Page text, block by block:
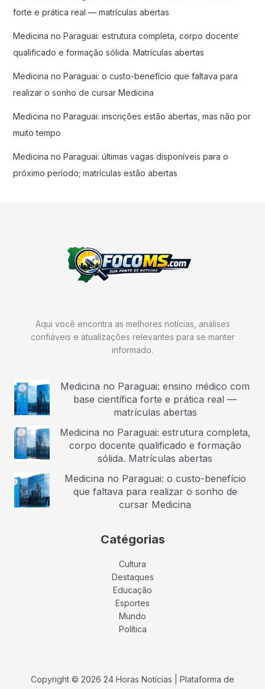
forte e prática real — matrículas abertas
Medicina no Paraguai: estrutura completa, corpo docente
qualificado e formação sólida. Matrículas abertas
Medicina no Paraguai: o custo-benefício que faltava para
realizar o sonho de cursar Medicina
Medicina no Paraguai: inscrições estão abertas, mas não por
muito tempo
Medicina no Paraguai: últimas vagas disponíveis para o
próximo período; matrículas estão abertas
Aqui você encontra as melhores notícias, análises
confiáveis e atualizações relevantes para se manter
informado.
Medicina no Paraguai: ensino médico com
base científica forte e prática real —
matrículas abertas
Medicina no Paraguai: estrutura completa,
corpo docente qualificado e formação
sólida. Matrículas abertas
Medicina no Paraguai: o custo-benefício
que faltava para realizar o sonho de
cursar Medicina
Catégorias
Cultura
Destaques
Educação
Esportes
Mundo
Política
Copyright © 2026 24 Horas Notícias | Plataforma de